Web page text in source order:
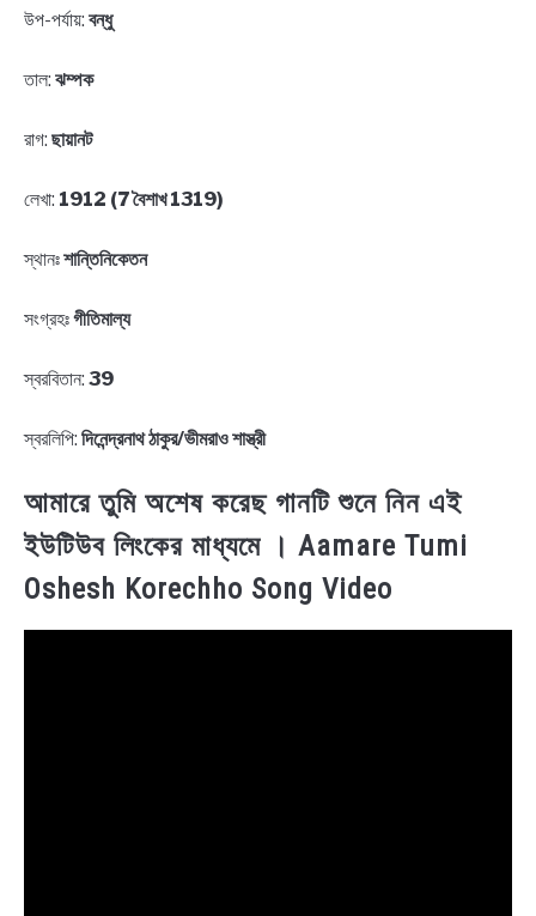
উপ-পর্যায়: বন্ধু
তাল: ঝম্পক
রাগ: ছায়ানট
লেখা: 1912 (7 বৈশাখ 1319)
স্থানঃশান্তিনিকেতন
সংগ্রহঃগীতিমাল্য
স্বরবিতান: 39
স্বরলিপি: দিনেন্দ্রনাথ ঠাকুর/ভীমরাও শাস্ত্রী
আমারে তুমি অশেষ করেছ গানটি শুনে নিন এই
ইউটিউব লিংকের মাধ্যমে । Aamare Tumi
Oshesh Korechho Song Video